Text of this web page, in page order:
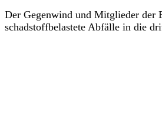
Der Gegenwind und Mitglieder der
schadstoffbelastete Abfälle in die